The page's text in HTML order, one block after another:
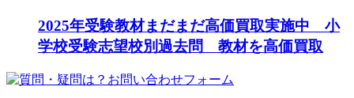
2025年受験教材まだまだ高価買取実施中 小
学校受験志望校別過去問 教材を高価買取